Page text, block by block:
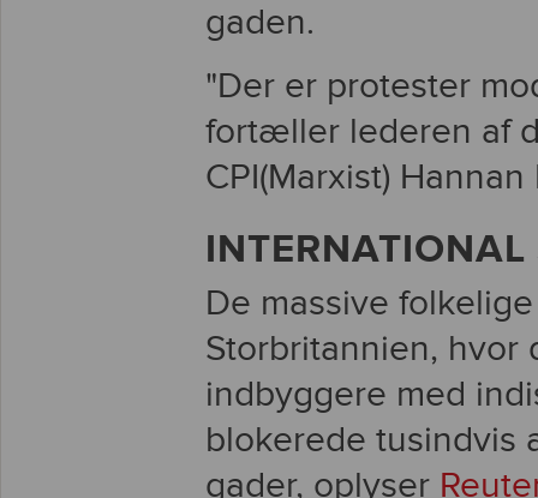
gaden.
"Der er protester
fortæller lederen af
CPI(Marxist)
De massive
Storbritannien, hvor
indbyggere med
blokerede tusindvis
gader, oplyser